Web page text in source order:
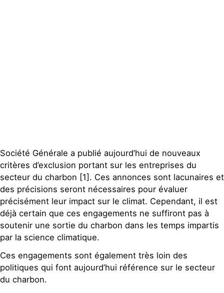
Société Générale a publié aujourd’hui de nouveaux
critères d’exclusion portant sur les entreprises du
secteur du charbon [1]. Ces annonces sont lacunaires et
des précisions seront nécessaires pour évaluer
précisément leur impact sur le climat. Cependant, il est
déjà certain que ces engagements ne suffiront pas à
soutenir une sortie du charbon dans les temps impartis
par la science climatique.
Ces engagements sont également très loin des
politiques qui font aujourd’hui référence sur le secteur
du charbon.